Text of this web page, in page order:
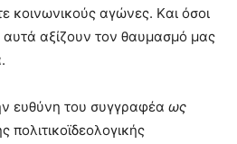
κοινωνικούς αγώνες. Kαι όσοι
αυτά αξίζουν τον θαυμασμό μας
ευθύνη του συγγραφέα ως
πολιτικοϊδεολογικής